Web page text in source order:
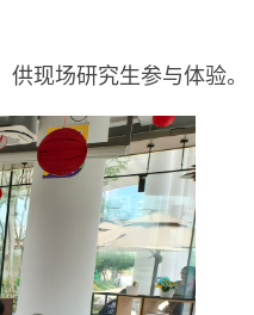
现场研究生参与体验。